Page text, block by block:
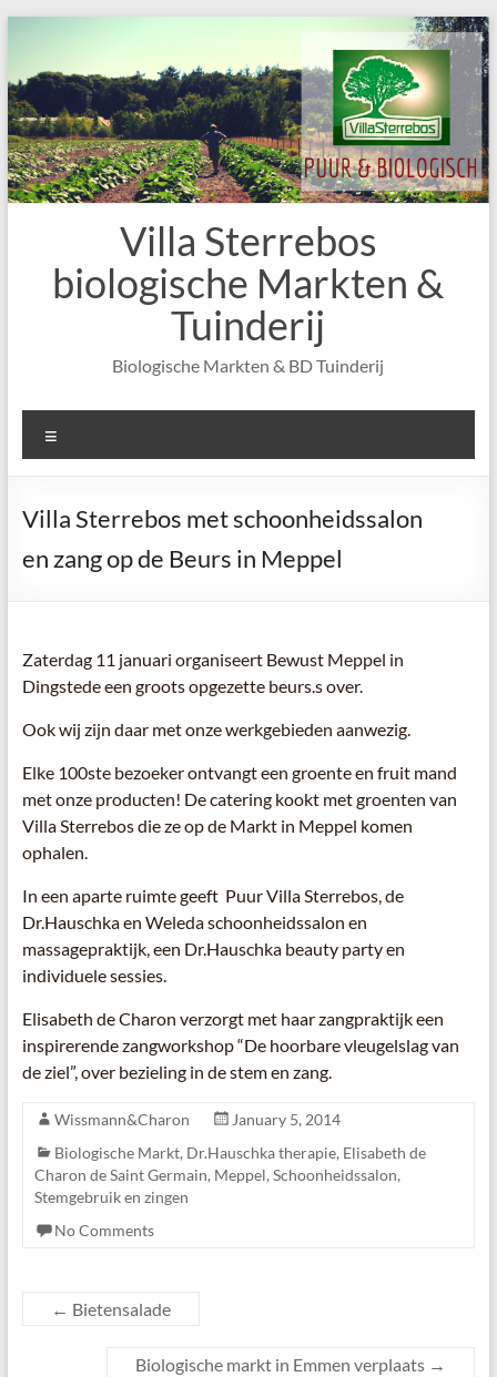
content
Villa Sterrebos
biologische Markten &
Tuinderij
Biologische Markten & BD Tuinderij
Villa Sterrebos met schoonheidssalon
en zang op de Beurs in Meppel
Zaterdag 11 januari organiseert Bewust Meppel in
Dingstede een groots opgezette beurs.s over.
Ook wij zijn daar met onze werkgebieden aanwezig.
Elke 100ste bezoeker ontvangt een groente en fruit mand
met onze producten! De catering kookt met groenten van
Villa Sterrebos die ze op de Markt in Meppel komen
ophalen.
In een aparte ruimte geeft Puur Villa Sterrebos, de
Dr.Hauschka en Weleda schoonheidssalon en
massagepraktijk, een Dr.Hauschka beauty party en
individuele sessies.
Elisabeth de Charon verzorgt met haar zangpraktijk een
inspirerende zangworkshop “De hoorbare vleugelslag van
de ziel”, over bezieling in de stem en zang.
Wissmann&Charon
January 5, 2014
Biologische Markt, Dr.Hauschka therapie, Elisabeth de
Charon de Saint Germain, Meppel, Schoonheidssalon,
Stemgebruik en zingen
No Comments
← Bietensalade
Biologische markt in Emmen verplaats →